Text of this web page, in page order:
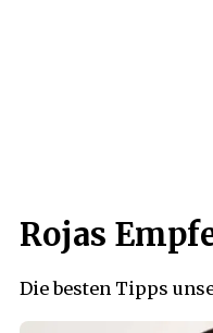
Rojas
Die besten Tipps